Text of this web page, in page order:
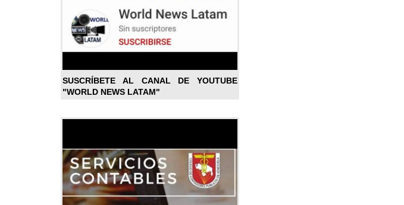
SUSCRÍBETE AL CANAL DE YOUTUBE
"WORLD NEWS LATAM"